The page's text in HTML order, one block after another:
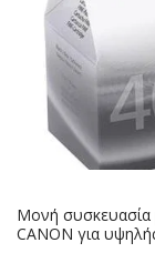
Μονή συσκευασία
CANON για